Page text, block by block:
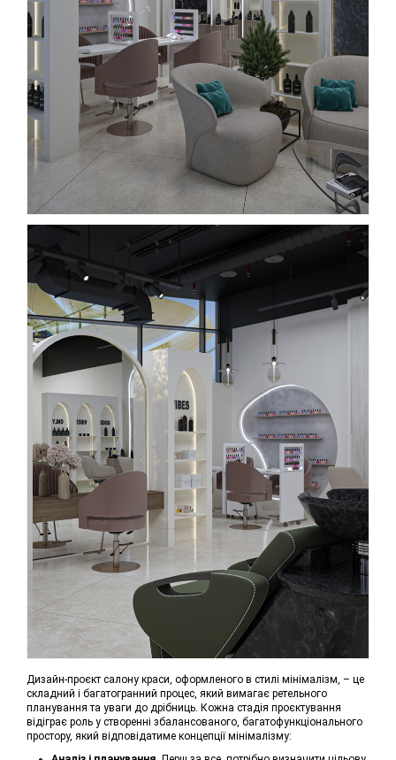
Дизайн-проєкт салону краси, оформленого в стилі мінімалізм, – це
складний і багатогранний процес, який вимагає ретельного
планування та уваги до дрібниць. Кожна стадія проєктування
відіграє роль у створенні збалансованого, багатофункціонального
простору, який відповідатиме концепції мінімалізму: